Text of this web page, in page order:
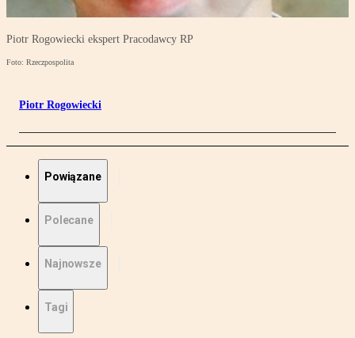
Piotr Rogowiecki ekspert Pracodawcy RP
Foto: Rzeczpospolita
Piotr Rogowiecki
Powiązane
Polecane
Najnowsze
Tagi